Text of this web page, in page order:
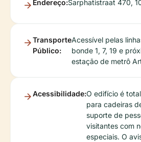
Endereço:Sarphatistraat 470,
Transporte
Público:
Acessível pelas
bonde 1, 7, 19 e
estação de metrô
Acessibilidade:O edifício é
para cadeiras
suporte de
visitantes com
especiais. O